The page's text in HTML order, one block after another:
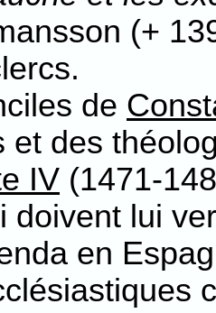
(+
de
et des
IV (1471-
doivent lui
en